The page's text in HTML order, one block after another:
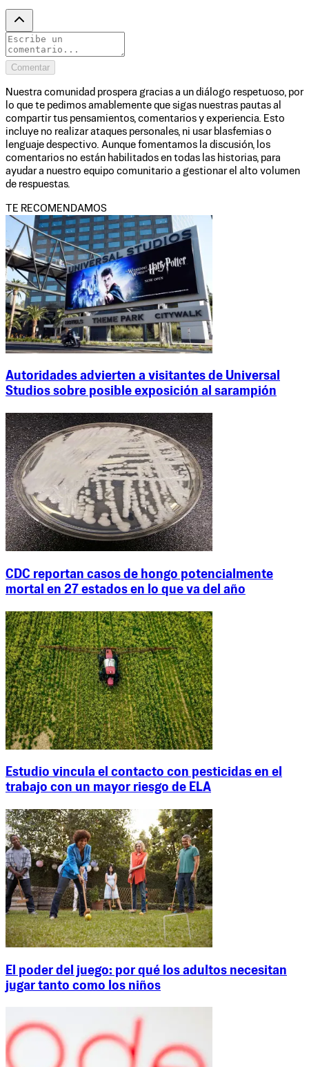
Comentar
Nuestra comunidad prospera gracias a un diálogo respetuoso, por
lo que te pedimos amablemente que sigas nuestras pautas al
compartir tus pensamientos, comentarios y experiencia. Esto
incluye no realizar ataques personales, ni usar blasfemias o
lenguaje despectivo. Aunque fomentamos la discusión, los
comentarios no están habilitados en todas las historias, para
ayudar a nuestro equipo comunitario a gestionar el alto volumen
de respuestas.
TE RECOMENDAMOS
Autoridades advierten a visitantes de Universal
Studios sobre posible exposición al sarampión
CDC reportan casos de hongo potencialmente
mortal en 27 estados en lo que va del año
Estudio vincula el contacto con pesticidas en el
trabajo con un mayor riesgo de ELA
El poder del juego: por qué los adultos necesitan
jugar tanto como los niños